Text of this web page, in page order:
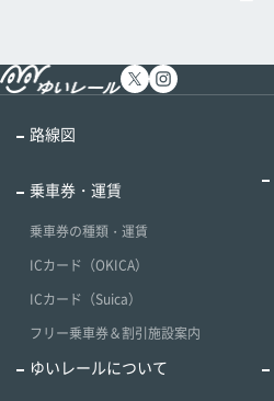
路線図
乗車券・運賃
乗車券の種類・運賃
ICカード（OKICA）
ICカード（Suica）
フリー乗車券＆割引施設案内
ゆいレールについて